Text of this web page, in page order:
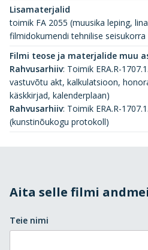
Lisamaterjalid
toimik FA 2055 (muusika leping,
filmidokumendi tehnilise seisukorra
Filmi teose ja materjalide muu
Rahvusarhiiv: Toimik ERA.R-
vastuvõtu akt, kalkulatsioon,
käskkirjad, kalenderplaan)
Rahvusarhiiv: Toimik ERA.R-
(kunstinõukogu protokoll)
Aita selle filmi
Teie nimi